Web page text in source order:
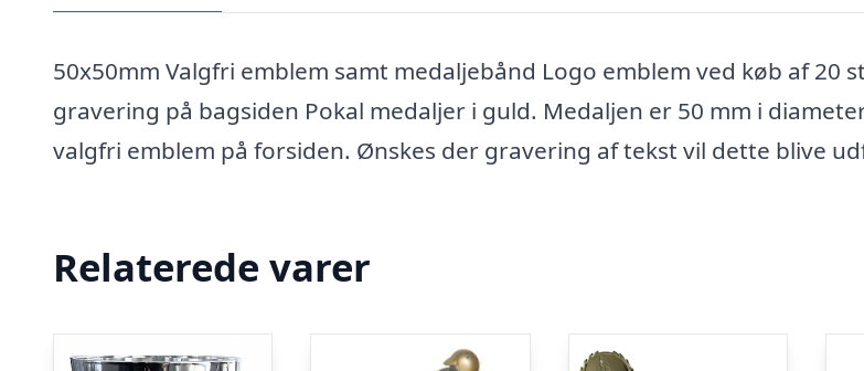
50x50mm Valgfri emblem samt medaljebånd Logo emblem ved køb af 20
gravering på bagsiden Pokal medaljer i guld. Medaljen er 50 mm i
valgfri emblem på forsiden. Ønskes der gravering af tekst vil dette blive
Relaterede varer